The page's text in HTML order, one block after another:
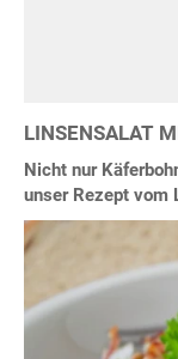
LINSENSALAT
Nicht nur
unser Rezept vom